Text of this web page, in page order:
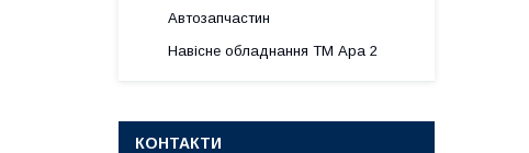
Автозапчастин
Навісне обладнання ТМ Ара 2
КОНТАКТИ